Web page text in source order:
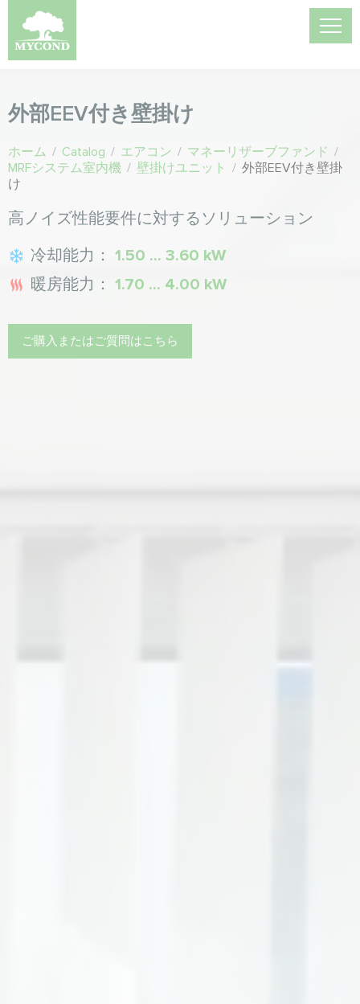
外部EEV付き壁掛け
ホーム / Catalog / エアコン / マネーリザーブファンド /
MRFシステム室内機 / 壁掛けユニット / 外部EEV付き壁掛
け
高ノイズ性能要件に対するソリューション
冷却能力： 1.50 ... 3.60 kW
暖房能力： 1.70 ... 4.00 kW
ご購入またはご質問はこちら